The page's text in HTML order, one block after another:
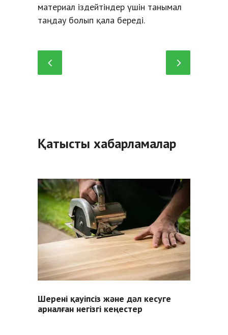
материал іздейтіндер үшін танымал
таңдау болып қала береді.
Қатысты хабарламалар
Шерені қауіпсіз және дәл кесуге
арналған негізгі кеңестер